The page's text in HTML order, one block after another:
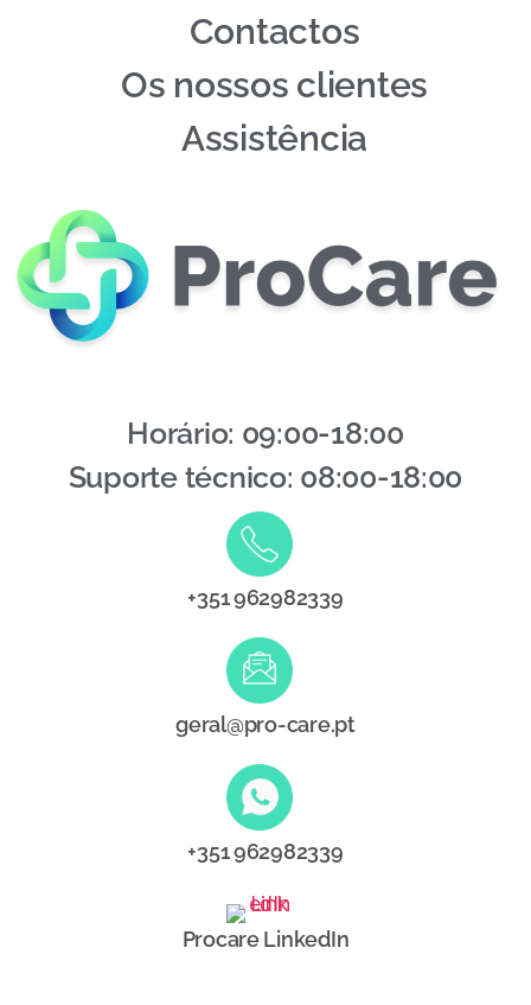
Contactos
Os nossos clientes
Assistência
Horário: 09:00-18:00
Suporte técnico: 08:00-18:00
+351 962982339
geral@pro-care.pt
+351 962982339
Procare LinkedIn